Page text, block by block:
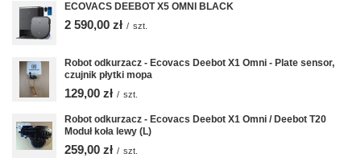
ECOVACS DEEBOT X5 OMNI BLACK
2 590,00 zł / szt.
Robot odkurzacz - Ecovacs Deebot X1 Omni - Plate sensor,
czujnik płytki mopa
129,00 zł / szt.
Robot odkurzacz - Ecovacs Deebot X1 Omni / Deebot T20
Moduł koła lewy (L)
259,00 zł / szt.